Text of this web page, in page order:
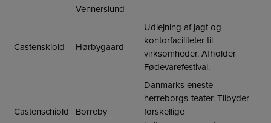
Vennerslund
Castenskiold Hørbygaard
Udlejning af jagt og
kontorfaciliteter til
virksomheder. Afholder
Fødevarefestival.
Castenschiold Borreby
Danmarks eneste
herreborgs-teater. Tilbyder
forskellige